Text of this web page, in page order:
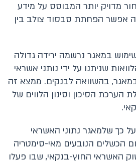
מדויק יותר המבוסס על מידע
זה אפשר הפחתת סבסוד צולב בין
במאגר נרשמה ירידה גדולה
שניתנו על ידי נותני אשראי
בהשוואה לבנקים. ממצא זה
הערכת הסיכון וסינון הלווים של
כך שלמאגר נתוני האשראי
הכשלים הנובעים מאי-סימטריה
האשראי החוץ-בנקאי, שבו פעלו